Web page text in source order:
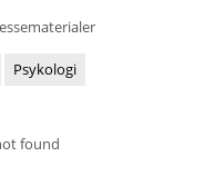
Psykologi
found